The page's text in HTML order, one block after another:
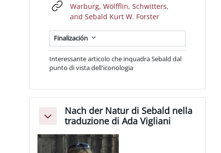
Warburg, Wölfflin, Schwitters,
and Sebald Kurt W. ForsterURL
Finalización
Interessante articolo che inquadra Sebald dal
punto di vista dell'iconologia
Colapsar
Nach der Natur di Sebald nella
traduzione di Ada Vigliani